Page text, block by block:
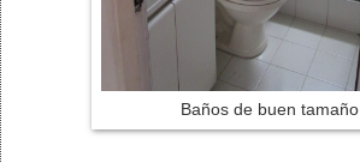
Baños de buen tamaño